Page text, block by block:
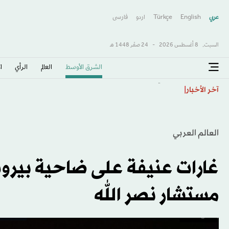
عربي English
Türkçe اردو فارسى
السبت, 8 أغسطس 2026 - 24 صفَر 1448 هـ
الشرق الأوسط​ العالم الرأي
آخر الأخبار
العالم العربي
غارات عنيفة على ضاحية
مستشار نصر الله